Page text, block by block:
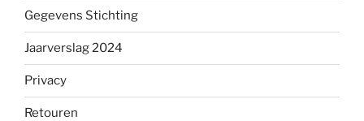
Gegevens Stichting
Jaarverslag 2024
Privacy
Retouren